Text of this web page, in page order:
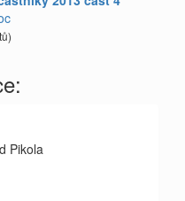
Pikola